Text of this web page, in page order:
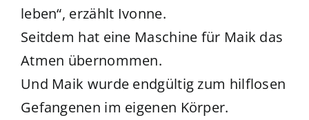
leben“, erzählt Ivonne.
Seitdem hat eine Maschine für Maik das
Atmen übernommen.
Und Maik wurde endgültig zum hilflosen
Gefangenen im eigenen Körper.